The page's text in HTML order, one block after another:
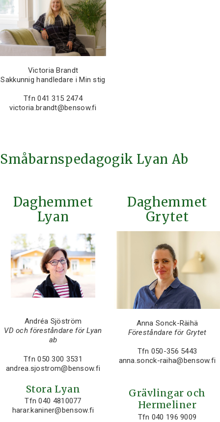
Victoria Brandt
Sakkunnig handledare i Min stig
Tfn 041 315 2474
victoria.brandt@bensow.fi
Småbarnspedagogik Lyan Ab
Daghemmet
Lyan
Daghemmet
Grytet
Andréa Sjöström
VD och föreståndare för Lyan
ab
Tfn 050 300 3531
andrea.sjostrom@bensow.fi
Stora Lyan
Tfn 040 4810077
harar.kaniner@bensow.fi
Anna Sonck-Räihä
Föreståndare för Grytet
Tfn 050-356 5443
anna.sonck-raiha@bensow.fi
Grävlingar och
Hermeliner
Tfn 040 196 9009